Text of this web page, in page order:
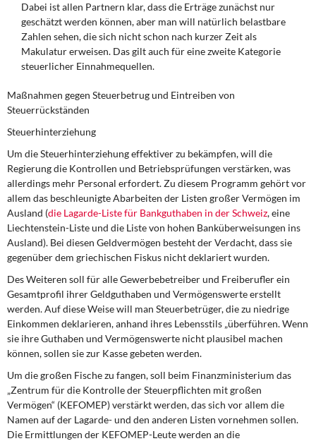
Dabei ist allen Partnern klar, dass die Erträge zunächst nur
geschätzt werden können, aber man will natürlich belastbare
Zahlen sehen, die sich nicht schon nach kurzer Zeit als
Makulatur erweisen. Das gilt auch für eine zweite Kategorie
steuerlicher Einnahmequellen.
Maßnahmen gegen Steuerbetrug und Eintreiben von
Steuerrückständen
Steuerhinterziehung
Um die Steuerhinterziehung effektiver zu bekämpfen, will die
Regierung die Kontrollen und Betriebsprüfungen verstärken, was
allerdings mehr Personal erfordert. Zu diesem Programm gehört vor
allem das beschleunigte Abarbeiten der Listen großer Vermögen im
Ausland (die Lagarde-Liste für Bankguthaben in der Schweiz, eine
Liechtenstein-Liste und die Liste von hohen Banküberweisungen ins
Ausland). Bei diesen Geldvermögen besteht der Verdacht, dass sie
gegenüber dem griechischen Fiskus nicht deklariert wurden.
Des Weiteren soll für alle Gewerbebetreiber und Freiberufler ein
Gesamtprofil ihrer Geldguthaben und Vermögenswerte erstellt
werden. Auf diese Weise will man Steuerbetrüger, die zu niedrige
Einkommen deklarieren, anhand ihres Lebensstils „überführen. Wenn
sie ihre Guthaben und Vermögenswerte nicht plausibel machen
können, sollen sie zur Kasse gebeten werden.
Um die großen Fische zu fangen, soll beim Finanzministerium das
„Zentrum für die Kontrolle der Steuerpflichten mit großen
Vermögen“ (KEFOMEP) verstärkt werden, das sich vor allem die
Namen auf der Lagarde- und den anderen Listen vornehmen sollen.
Die Ermittlungen der KEFOMEP-Leute werden an die